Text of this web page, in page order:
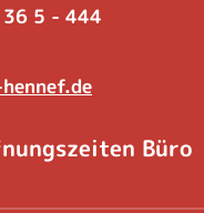
5 - 444
Büro